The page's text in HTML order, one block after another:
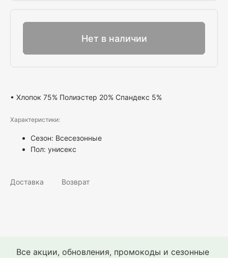
Выбрать
Нет в наличии
• Хлопок 75% Полиэстер 20% Спандекс 5%
Характеристики:
Сезон: Всесезонные
Пол: унисекс
Доставка Возврат
Все акции, обновления, промокоды и сезонные